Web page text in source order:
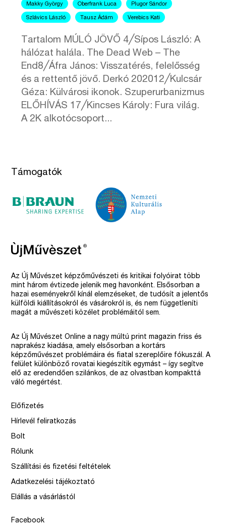
Makky György Oberfrank Luca Plugor Sándor
Szlávics László Tausz Ádám Verebics Kati
Tartalom MÚLÓ JÖVŐ 4╱Sípos László: A
hálózat halála. The Dead Web – The
End8╱Áfra János: Visszatérés, felelősség
és a rettentő jövő. Derkó 202012╱Kulcsár
Géza: Külvárosi ikonok. Szuperurbanizmus
ELŐHÍVÁS 17╱Kincses Károly: Fura világ.
A 2K alkotócsoport...
Támogatók
Az Új Művészet képzőművészeti és kritikai folyóirat több
mint három évtizede jelenik meg havonként. Elsősorban a
hazai eseményekről kínál elemzéseket, de tudósít a jelentős
külföldi kiállításokról és vásárokról is, és nem függetleníti
magát a művészeti közélet problémáitól sem.
Az Új Művészet Online a nagy múltú print magazin friss és
naprakész kiadása, amely elsősorban a kortárs
képzőművészet problémáira és fiatal szereplőire fókuszál. A
felület különböző rovatai kiegészítik egymást – így segítve
elő az eredendően szilánkos, de az olvastban kompakttá
váló megértést.
Előfizetés
Hírlevél feliratkozás
Bolt
Rólunk
Szállítási és fizetési feltételek
Adatkezelési tájékoztató
Elállás a vásárlástól
Facebook